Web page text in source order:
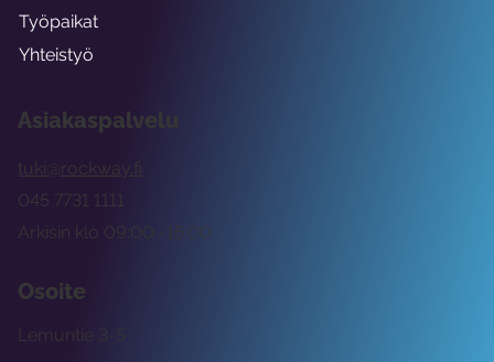
Asiakaspalvelu
tuki@rockway.fi
Arkisin klo 09:00 -15:00
045 7731 1111
Osoite
Lemuntie 3-5
Työpaikat
Yhteistyö